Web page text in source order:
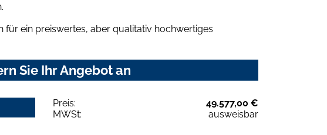
für ein preiswertes, aber qualitativ hochwertiges
Sie Ihr Angebot an
Preis:
49.577,00 €
MWSt:
ausweisbar